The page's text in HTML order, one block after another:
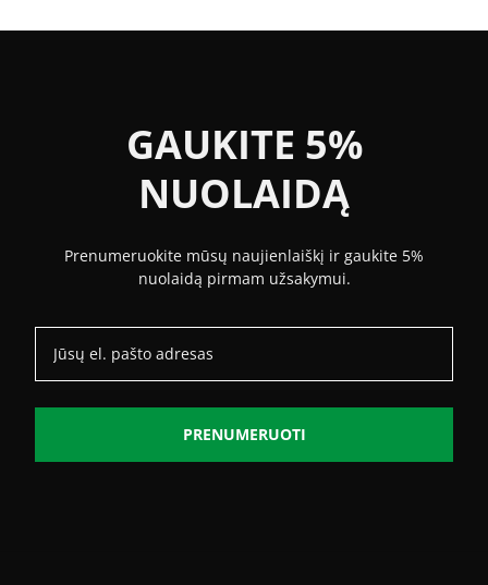
GAUKITE 5%
NUOLAIDĄ
Prenumeruokite mūsų naujienlaiškį ir gaukite 5%
nuolaidą pirmam užsakymui.
PRENUMERUOTI